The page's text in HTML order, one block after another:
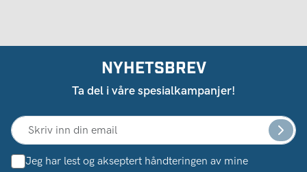
NYHETSBREV
Ta del i våre spesialkampanjer!
Jeg har lest og akseptert håndteringen av mine